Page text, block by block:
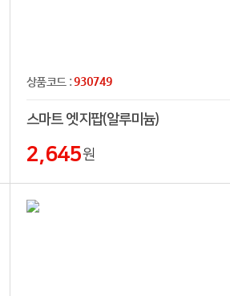
상품코드 :930749
스마트 엣지팝(알루미늄)
2,645원